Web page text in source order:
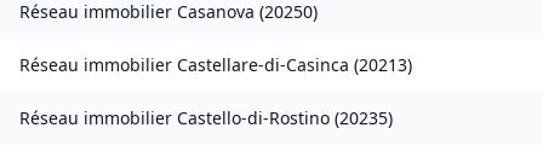
Réseau immobilier Casanova (20250)
Réseau immobilier Castellare-di-Casinca (20213)
Réseau immobilier Castello-di-Rostino (20235)